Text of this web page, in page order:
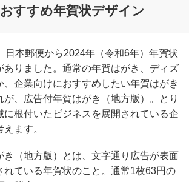
すすめ年賀状デザイン
本郵便から2024年（令和6年）年賀状
ありました。通常の年賀はがき、ディズ
、企業向けにおすすめしたい年賀はがき
が、広告付年賀はがき（地方版）。とり
に根付いたビジネスを展開されている企
ます。
（地方版）とは、文字通り広告が表面
れている年賀状のこと。通常1枚63円の